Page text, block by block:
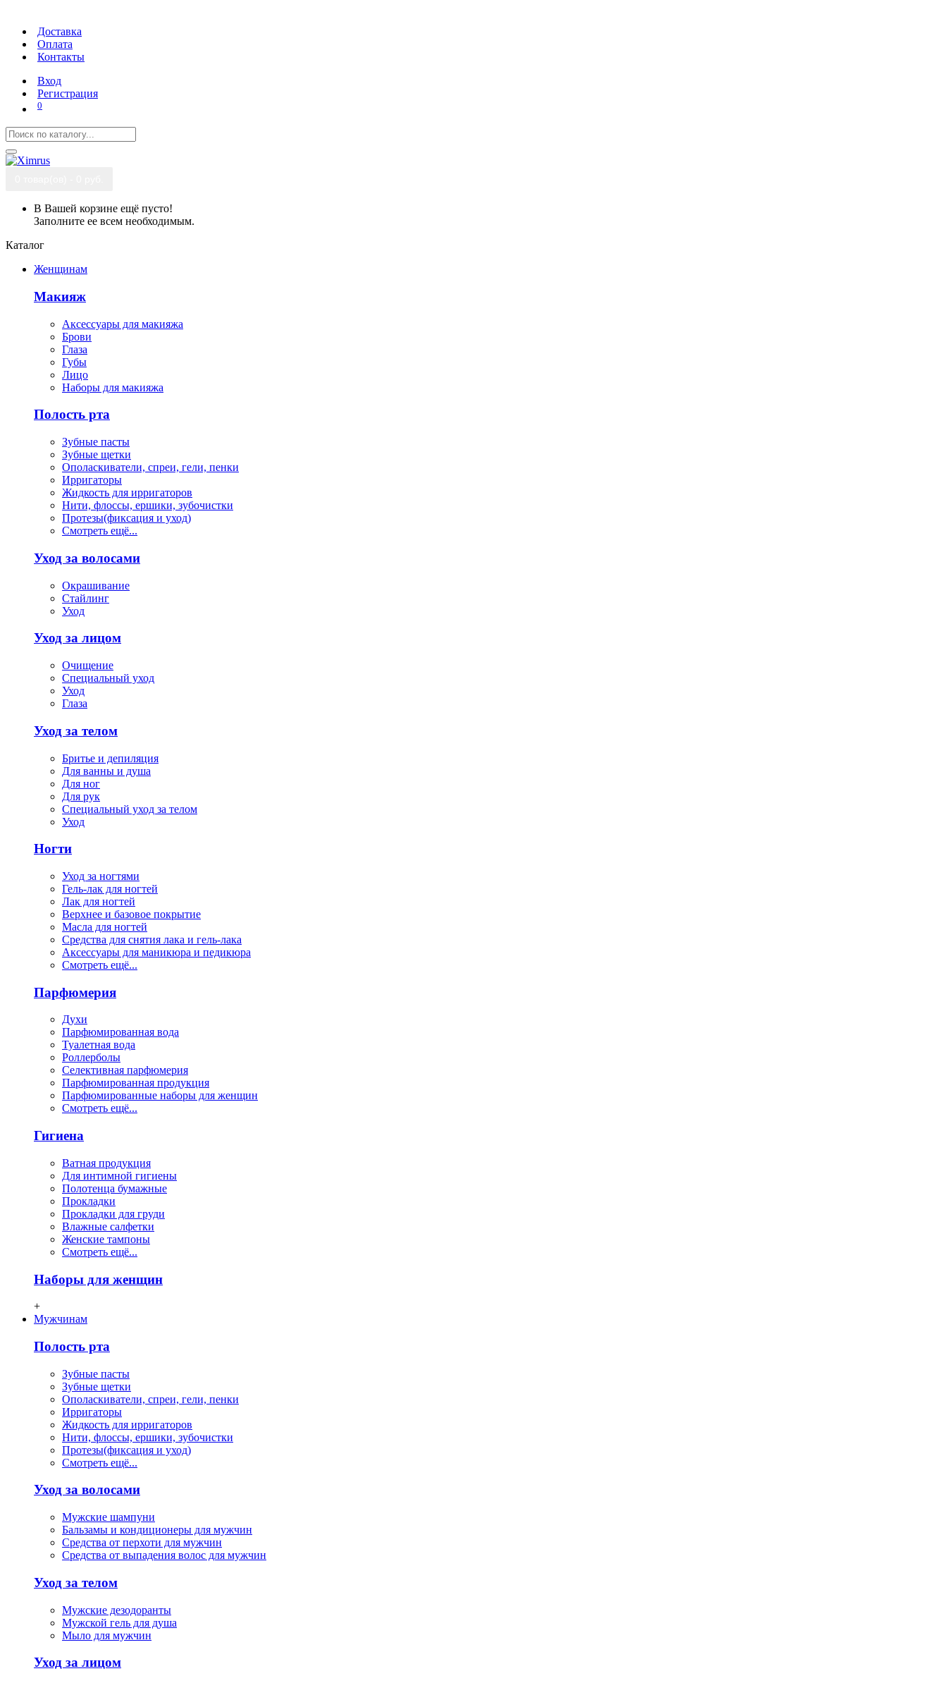
Доставка
Оплата
Контакты
Вход
Регистрация
0
В Вашей корзине ещё пусто!
Заполните ее всем необходимым.
Каталог
Женщинам
Макияж
Аксессуары для макияжа
Брови
Глаза
Губы
Лицо
Наборы для макияжа
Полость рта
Зубные пасты
Зубные щетки
Ополаскиватели, спреи, гели, пенки
Ирригаторы
Жидкость для ирригаторов
Нити, флоссы, ершики, зубочистки
Протезы(фиксация и уход)
Смотреть ещё...
Уход за волосами
Окрашивание
Стайлинг
Уход
Уход за лицом
Очищение
Специальный уход
Уход
Глаза
Уход за телом
Бритье и депиляция
Для ванны и душа
Для ног
Для рук
Специальный уход за телом
Уход
Ногти
Уход за ногтями
Гель-лак для ногтей
Лак для ногтей
Верхнее и базовое покрытие
Масла для ногтей
Средства для снятия лака и гель-лака
Аксессуары для маникюра и педикюра
Смотреть ещё...
Парфюмерия
Духи
Парфюмированная вода
Туалетная вода
Роллерболы
Селективная парфюмерия
Парфюмированная продукция
Парфюмированные наборы для женщин
Смотреть ещё...
Гигиена
Ватная продукция
Для интимной гигиены
Полотенца бумажные
Прокладки
Прокладки для груди
Влажные салфетки
Женские тампоны
Смотреть ещё...
Наборы для женщин
+
Мужчинам
Полость рта
Зубные пасты
Зубные щетки
Ополаскиватели, спреи, гели, пенки
Ирригаторы
Жидкость для ирригаторов
Нити, флосcы, ершики, зубочистки
Протезы(фиксация и уход)
Смотреть ещё...
Уход за волосами
Мужские шампуни
Бальзамы и кондиционеры для мужчин
Средства от перхоти для мужчин
Средства от выпадения волос для мужчин
Уход за телом
Мужские дезодоранты
Мужской гель для душа
Мыло для мужчин
Уход за лицом